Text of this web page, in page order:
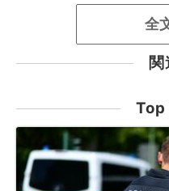
全
関